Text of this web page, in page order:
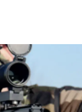
virtuelle) du
de l’Akeron
le tir en
indirecte